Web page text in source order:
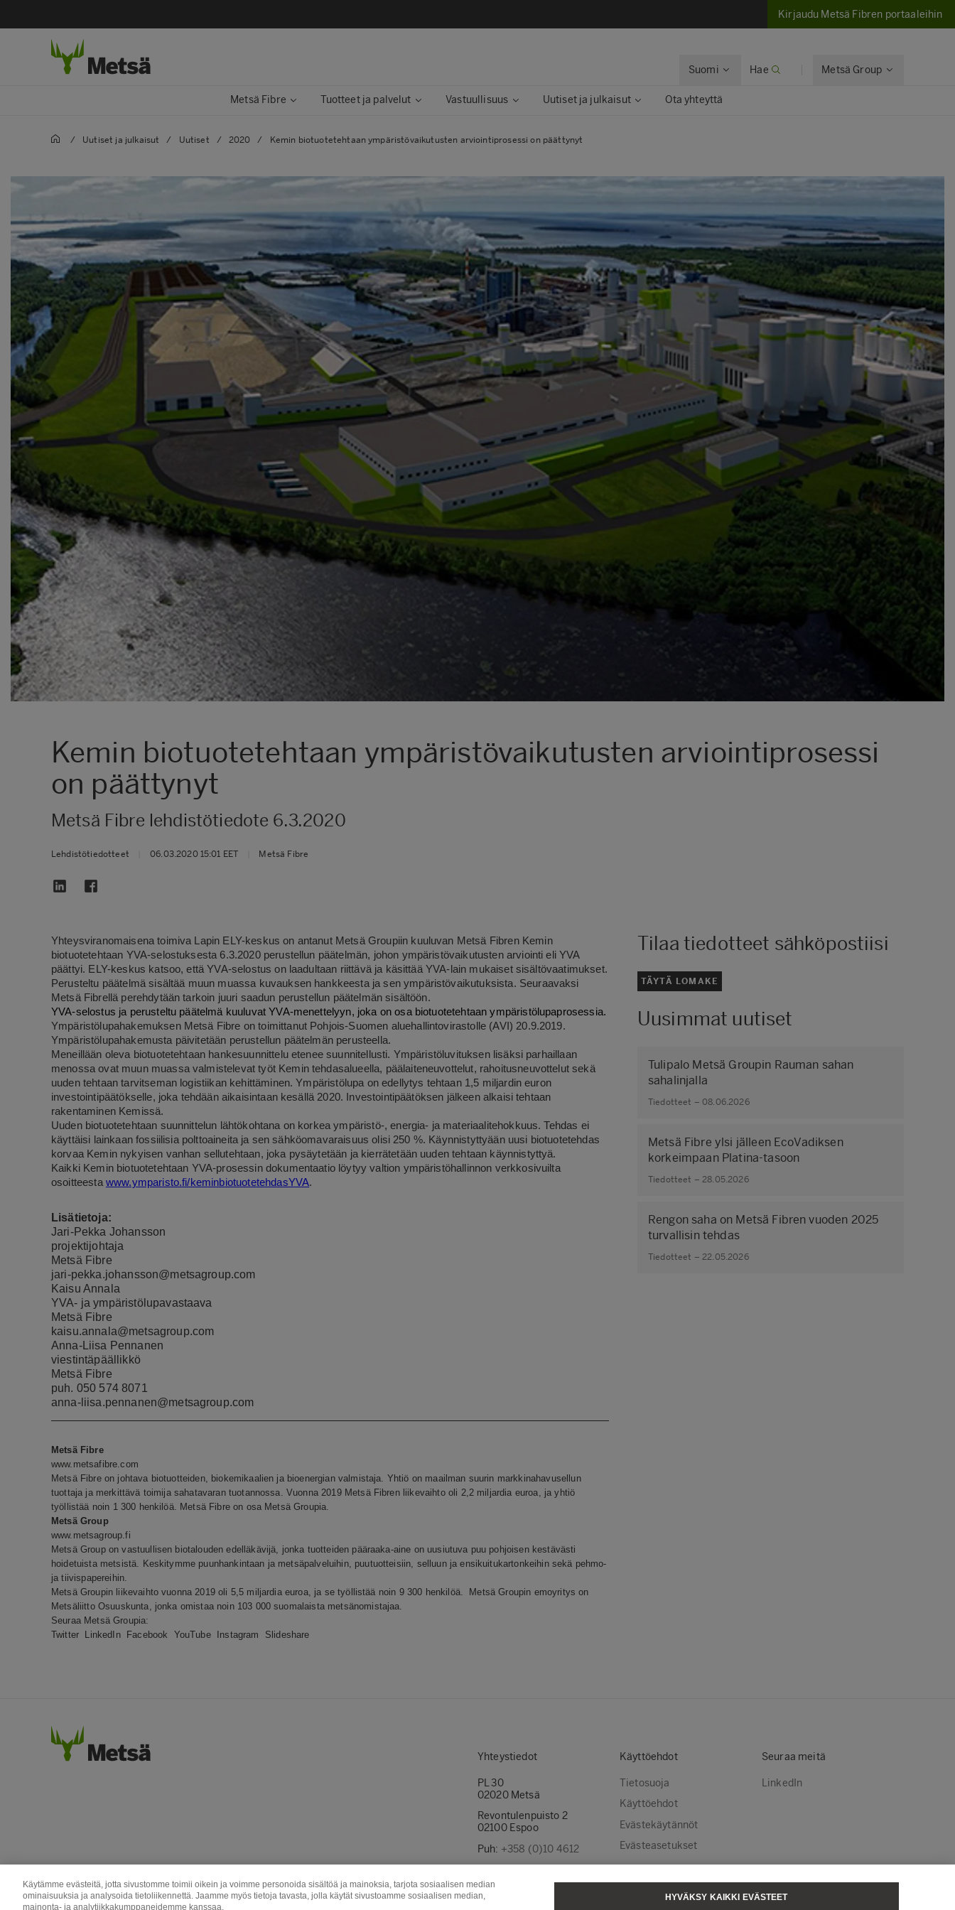
Kirjaudu Metsä Fibren portaaleihin
Suomi Hae Metsä Group
Metsä Fibre Tuotteet ja palvelut Vastuullisuus Uutiset ja julkaisut Ota yhteyttä
/ Uutiset ja julkaisut / Uutiset / 2020 / Kemin biotuotetehtaan ympäristövaikutusten arviointiprosessi on päättynyt
Kemin biotuotetehtaan ympäristövaikutusten arviointiprosessi
on päättynyt
Metsä Fibre lehdistötiedote 6.3.2020
Lehdistötiedotteet 06.03.2020 15:01 EET Metsä Fibre
Yhteysviranomaisena toimiva Lapin ELY-keskus on antanut Metsä Groupiin kuuluvan Metsä Fibren Kemin
biotuotetehtaan YVA-selostuksesta 6.3.2020 perustellun päätelmän, johon ympäristövaikutusten arviointi eli YVA
päättyi. ELY-keskus katsoo, että YVA-selostus on laadultaan riittävä ja käsittää YVA-lain mukaiset sisältövaatimukset.
Perusteltu päätelmä sisältää muun muassa kuvauksen hankkeesta ja sen ympäristövaikutuksista. Seuraavaksi
Metsä Fibrellä perehdytään tarkoin juuri saadun perustellun päätelmän sisältöön.
YVA-selostus ja perusteltu päätelmä kuuluvat YVA-menettelyyn, joka on osa biotuotetehtaan ympäristölupaprosessia.
Ympäristölupahakemuksen Metsä Fibre on toimittanut Pohjois-Suomen aluehallintovirastolle (AVI) 20.9.2019.
Ympäristölupahakemusta päivitetään perustellun päätelmän perusteella.
Meneillään oleva biotuotetehtaan hankesuunnittelu etenee suunnitellusti. Ympäristöluvituksen lisäksi parhaillaan
menossa ovat muun muassa valmistelevat työt Kemin tehdasalueella, päälaiteneuvottelut, rahoitusneuvottelut sekä
uuden tehtaan tarvitseman logistiikan kehittäminen. Ympäristölupa on edellytys tehtaan 1,5 miljardin euron
investointipäätökselle, joka tehdään aikaisintaan kesällä 2020. Investointipäätöksen jälkeen alkaisi tehtaan
rakentaminen Kemissä.
Uuden biotuotetehtaan suunnittelun lähtökohtana on korkea ympäristö-, energia- ja materiaalitehokkuus. Tehdas ei
käyttäisi lainkaan fossiilisia polttoaineita ja sen sähköomavaraisuus olisi 250 %. Käynnistyttyään uusi biotuotetehdas
korvaa Kemin nykyisen vanhan sellutehtaan, joka pysäytetään ja kierrätetään uuden tehtaan käynnistyttyä.
Kaikki Kemin biotuotetehtaan YVA-prosessin dokumentaatio löytyy valtion ympäristöhallinnon verkkosivuilta
osoitteesta www.ymparisto.fi/keminbiotuotetehdasYVA.
Lisätietoja:
Jari-Pekka Johansson
projektijohtaja
Metsä Fibre
jari-pekka.johansson@metsagroup.com
Kaisu Annala
YVA- ja ympäristölupavastaava
Metsä Fibre
kaisu.annala@metsagroup.com
Anna-Liisa Pennanen
viestintäpäällikkö
Metsä Fibre
puh. 050 574 8071
anna-liisa.pennanen@metsagroup.com
Metsä Fibre
www.metsafibre.com
Metsä Fibre on johtava biotuotteiden, biokemikaalien ja bioenergian valmistaja. Yhtiö on maailman suurin markkinahavusellun
tuottaja ja merkittävä toimija sahatavaran tuotannossa. Vuonna 2019 Metsä Fibren liikevaihto oli 2,2 miljardia euroa, ja yhtiö
työllistää noin 1 300 henkilöä. Metsä Fibre on osa Metsä Groupia.
Metsä Group
www.metsagroup.fi
Metsä Group on vastuullisen biotalouden edelläkävijä, jonka tuotteiden pääraaka-aine on uusiutuva puu pohjoisen kestävästi
hoidetuista metsistä. Keskitymme puunhankintaan ja metsäpalveluihin, puutuotteisiin, selluun ja ensikuitukartonkeihin sekä pehmo-
ja tiivispapereihin.
Metsä Groupin liikevaihto vuonna 2019 oli 5,5 miljardia euroa, ja se työllistää noin 9 300 henkilöä. Metsä Groupin emoyritys on
Metsäliitto Osuuskunta, jonka omistaa noin 103 000 suomalaista metsänomistajaa.
Seuraa Metsä Groupia:
Twitter
LinkedIn Facebook YouTube Instagram Slideshare
Tilaa tiedotteet sähköpostiisi
TÄYTÄ LOMAKE
Uusimmat uutiset
Tulipalo Metsä Groupin Rauman sahan
sahalinjalla
Tiedotteet – 08.06.2026
Metsä Fibre ylsi jälleen EcoVadiksen
korkeimpaan Platina-tasoon
Tiedotteet – 28.05.2026
Rengon saha on Metsä Fibren vuoden 2025
turvallisin tehdas
Tiedotteet – 22.05.2026
Yhteystiedot
PL 30
02020 Metsä
Revontulenpuisto 2
02100 Espoo
Puh: +358 (0)10 4612
Laskutusosoitteet
Käyttöehdot
Tietosuoja
Käyttöehdot
Evästekäytännöt
Evästeasetukset
Seuraa meitä
LinkedIn
Käytämme evästeitä, jotta sivustomme toimii oikein ja voimme personoida sisältöä ja mainoksia, tarjota sosiaalisen median
ominaisuuksia ja analysoida tietoliikennettä. Jaamme myös tietoja tavasta, jolla käytät sivustoamme sosiaalisen median,
mainonta- ja analytiikkakumppaneidemme kanssaa.
HYVÄKSY KAIKKI EVÄSTEET